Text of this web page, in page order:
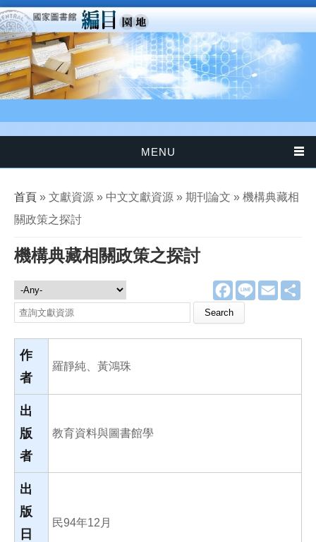
移至主內容
MENU
您在這裡
首頁 » 文獻資源 » 中文文獻資源 » 期刊論文 » 機構典藏相
關政策之探討
機構典藏相關政策之探討
F
a
e
o
L
E
m
文獻資源
Search this site
作
者
羅靜純、黃鴻珠
出
版
者
教育資料與圖書館學
出
版
日
民94年12月